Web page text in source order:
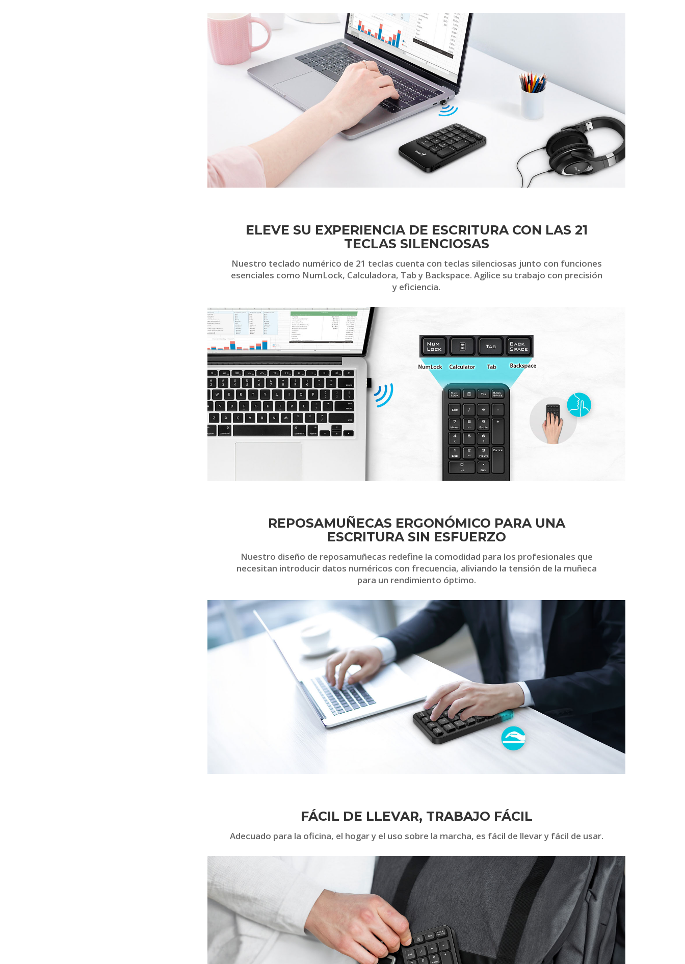
ELEVE SU EXPERIENCIA DE ESCRITURA CON LAS 21
TECLAS SILENCIOSAS
Nuestro teclado numérico de 21 teclas cuenta con teclas silenciosas junto con funciones
esenciales como NumLock, Calculadora, Tab y Backspace. Agilice su trabajo con precisión
y eficiencia.
REPOSAMUÑECAS ERGONÓMICO PARA UNA
ESCRITURA SIN ESFUERZO
Nuestro diseño de reposamuñecas redefine la comodidad para los profesionales que
necesitan introducir datos numéricos con frecuencia, aliviando la tensión de la muñeca
para un rendimiento óptimo.
FÁCIL DE LLEVAR, TRABAJO FÁCIL
Adecuado para la oficina, el hogar y el uso sobre la marcha, es fácil de llevar y fácil de usar.